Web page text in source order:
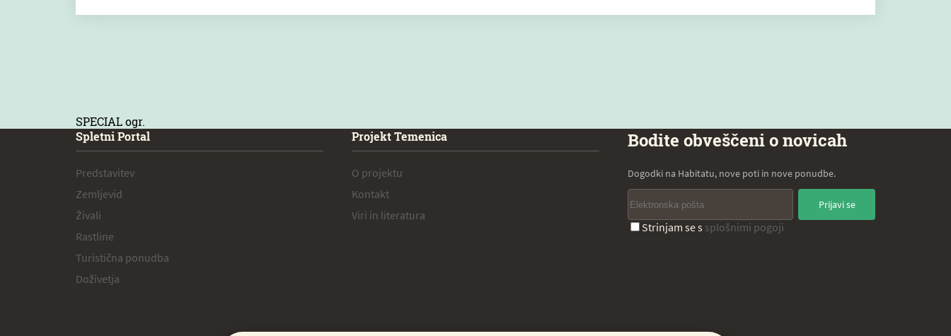
SPECIAL ogr.
Spletni Portal
Predstavitev
Zemljevid
Živali
Rastline
Turistična ponudba
Doživetja
Projekt Temenica
O projektu
Kontakt
Viri in literatura
Bodite obveščeni o novicah
Dogodki na Habitatu, nove poti in nove ponudbe.
Prijavi se
Strinjam se s splošnimi pogoji